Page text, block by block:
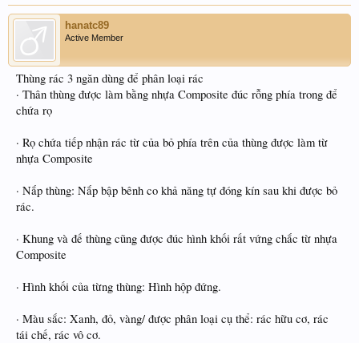
hanatc89
Active Member
Thùng rác 3 ngăn dùng để phân loại rác
· Thân thùng được làm bằng nhựa Composite đúc rỗng phía trong để
chứa rọ
· Rọ chứa tiếp nhận rác từ của bỏ phía trên của thùng được làm từ
nhựa Composite
· Nắp thùng: Nắp bập bênh co khả năng tự đóng kín sau khi được bỏ
rác.
· Khung và đế thùng cũng được đúc hình khối rất vứng chắc từ nhựa
Composite
· Hình khối của từng thùng: Hình hộp đứng.
· Màu sắc: Xanh, đỏ, vàng/ được phân loại cụ thể: rác hữu cơ, rác
tái chế, rác vô cơ.